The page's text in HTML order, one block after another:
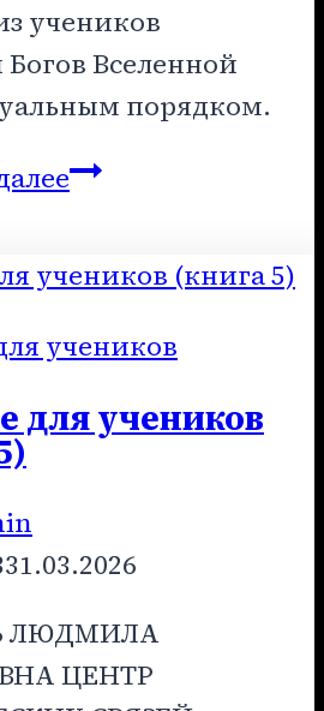
учеников
Вселенной
порядком.
Пособие
учеников
(все
книги)
учеников
для учеников
31.03.2026
ЛЮДМИЛА
ЦЕНТР